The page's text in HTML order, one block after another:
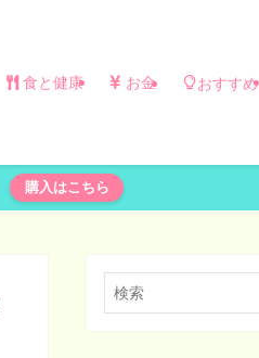
食と健康 お金 おすすめ
購入はこちら